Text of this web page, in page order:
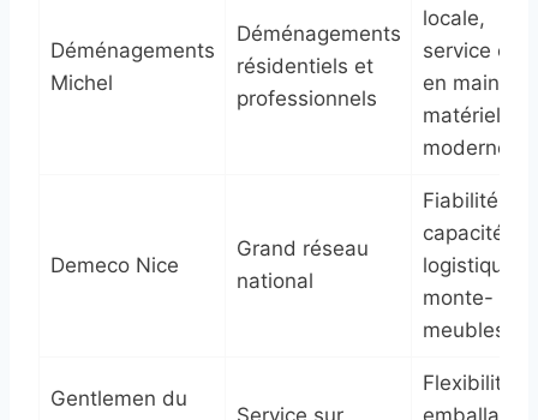
Déménagements
Michel
Déménagements
résidentiels et
professionnels
locale,
service clé
en main,
matériel
moderne
Demeco Nice
Grand réseau
national
Fiabilité,
capacité
logistique,
monte-
meubles
Gentlemen du
Service sur
Flexibilité,
emballage